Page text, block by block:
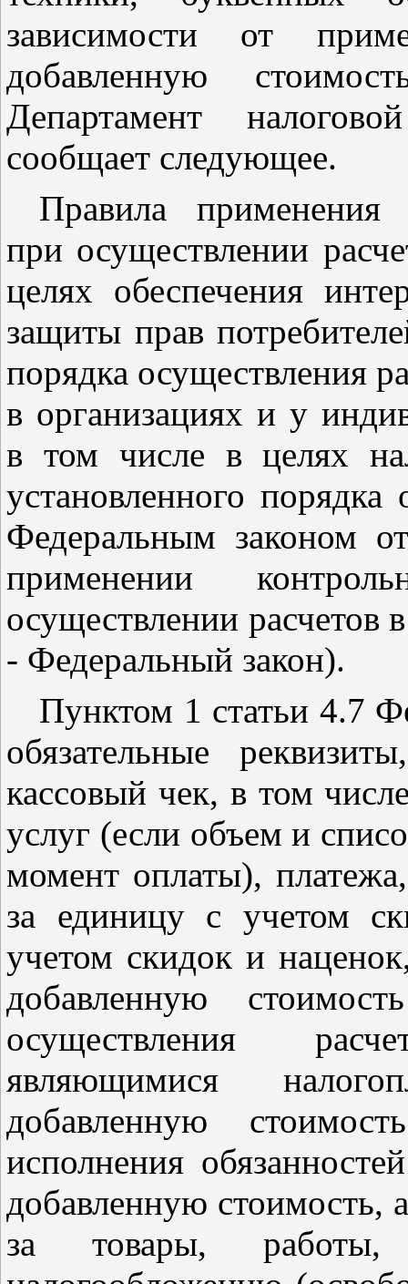
зависимости от
добавленную
Департамент
сообщает следующее.
Правила применения
при осуществлении
целях обеспечения
защиты прав
порядка осуществления
в организациях и у
в том числе в целях
установленного порядка
Федеральным законом
применении
осуществлении расчетов
- Федеральный закон).
Пунктом 1 статьи 4.7
обязательные
кассовый чек, в том
услуг (если объем и
момент оплаты),
за единицу с учетом
учетом скидок и
добавленную
осуществления
являющимися
добавленную
исполнения
добавленную стоимость,
за товары,